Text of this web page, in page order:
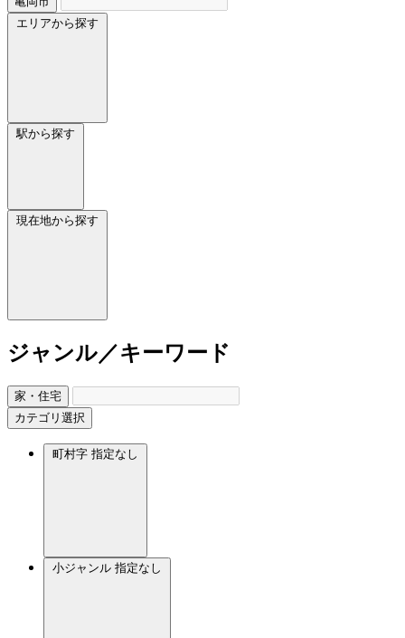
エリアから探す
駅から探す
現在地から探す
ジャンル／キーワード
家・住宅
カテゴリ選択
町村字 指定なし
小ジャンル 指定なし